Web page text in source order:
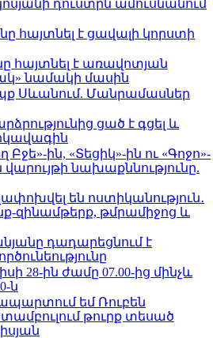
դուստրն ամուսնանում
հայտնել է ցավալի կորստի
հայտնել է առավոտյան
նամակի մասին
Սևանում. Մանրամասներ
ցած է գցել և
Բջե»-ին, «Տեցիկ»-ին ու «Գոջո»-
նախաքննությունը.
են ոստիկանություն․
զինամթերք, թմրամիջոց և
դադարեցնում է
28-ին ժամը 07.00-ից մինչև
ն
եմ Ռուբեն
թուրք տեսած